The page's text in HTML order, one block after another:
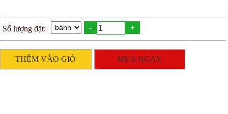
Số lượng đặt: - +
THÊM VÀO GIỎ MUA NGAY